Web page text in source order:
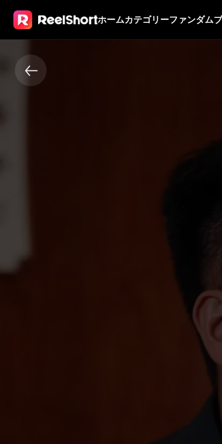
ホームカテゴリーファンダム